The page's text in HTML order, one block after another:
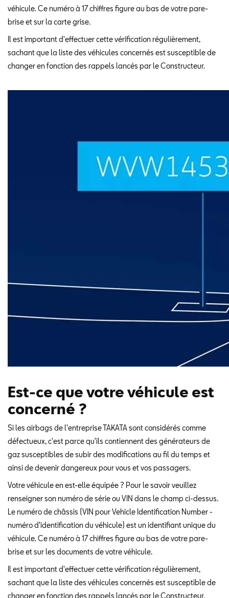
véhicule. Ce numéro à 17 chiffres figure au bas de votre pare-
brise et sur la carte grise.
Il est important d'effectuer cette vérification régulièrement,
sachant que la liste des véhicules concernés est susceptible de
changer en fonction des rappels lancés par le Constructeur.
Est-ce que votre véhicule est
concerné ?
Si les airbags de l'entreprise TAKATA sont considérés comme
défectueux, c'est parce qu'ils contiennent des générateurs de
gaz susceptibles de subir des modifications au fil du temps et
ainsi de devenir dangereux pour vous et vos passagers.
Votre véhicule en est-elle équipée ? Pour le savoir veuillez
renseigner son numéro de série ou VIN dans le champ ci-dessus.
Le numéro de châssis (VIN pour Vehicle Identification Number -
numéro d'identification du véhicule) est un identifiant unique du
véhicule. Ce numéro à 17 chiffres figure au bas de votre pare-
brise et sur les documents de votre véhicule.
Il est important d'effectuer cette vérification régulièrement,
sachant que la liste des véhicules concernés est susceptible de
changer en fonction des rappels lancés par le Constructeur.